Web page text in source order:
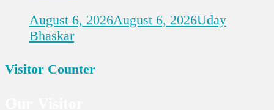
August 6, 2026August 6, 2026Uday
Bhaskar
Visitor Counter